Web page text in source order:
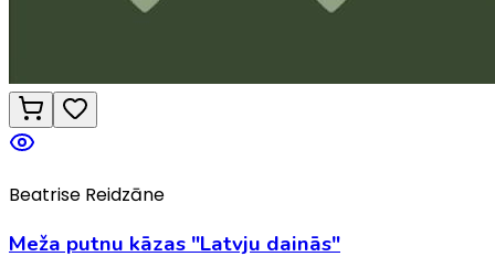
Beatrise Reidzāne
Meža putnu kāzas "Latvju dainās"